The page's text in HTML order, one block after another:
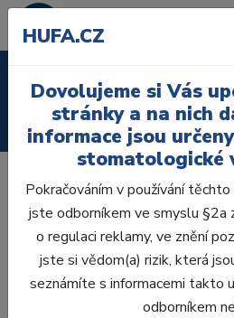
Ordinace
Jak omezit
na termín:
pravidla, která
Absence pacientů na domluvený
problémy, které stojí čas, energii i
HUFA.CZ
Dovolujeme si Vás
stránky a na nich
informace jsou
stomatologické
Pokračováním v používání
jste odborníkem ve smyslu §2a
o regulaci reklamy, ve znění
jste si vědom(a) rizik, která
seznámíte s informacemi takto
odborníkem